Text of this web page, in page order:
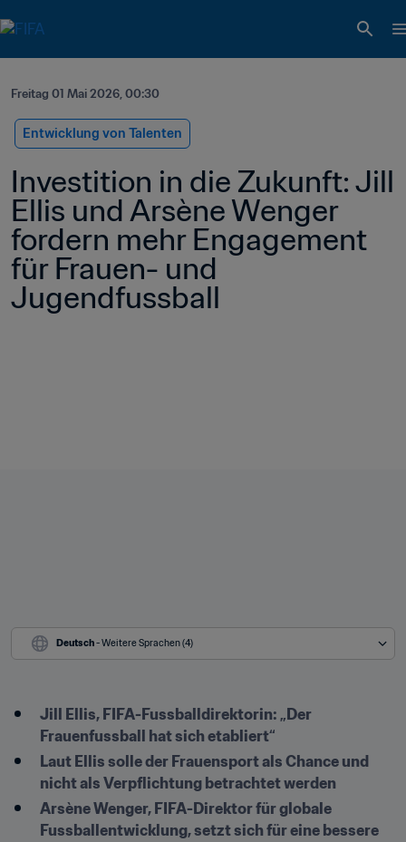
Freitag 01 Mai 2026, 00:30
Entwicklung von Talenten
Investition in die Zukunft: Jill
Ellis und Arsène Wenger
fordern mehr Engagement
für Frauen- und
Jugendfussball
Deutsch - Weitere Sprachen (4)
Jill Ellis, FIFA-Fussballdirektorin: „Der
Frauenfussball hat sich etabliert“
Laut Ellis solle der Frauensport als Chance und
nicht als Verpflichtung betrachtet werden
Arsène Wenger, FIFA-Direktor für globale
Fussballentwicklung, setzt sich für eine bessere